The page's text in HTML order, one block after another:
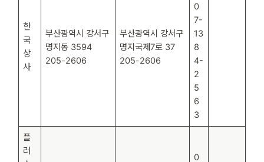
한
국
상
사
부산광역시 강서구
명지동 3594
205-2606
부산광역시 강서구
명지국제7로 37
205-2606
0
7-
13
8
4-
2
5
6
3
플
러
0